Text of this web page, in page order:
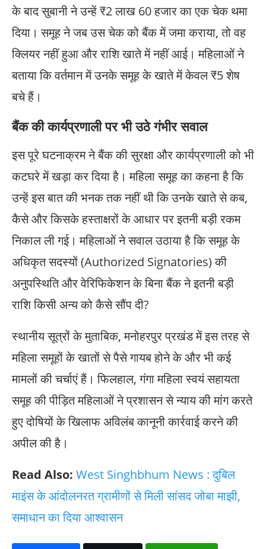
के बाद सुबानी ने उन्हें ₹2 लाख 60 हजार का एक चेक थमा
दिया। समूह ने जब उस चेक को बैंक में जमा कराया, तो वह
क्लियर नहीं हुआ और राशि खाते में नहीं आई। महिलाओं ने
बताया कि वर्तमान में उनके समूह के खाते में केवल ₹5 शेष
बचे हैं।
बैंक की कार्यप्रणाली पर भी उठे गंभीर सवाल
इस पूरे घटनाक्रम ने बैंक की सुरक्षा और कार्यप्रणाली को भी
कटघरे में खड़ा कर दिया है। महिला समूह का कहना है कि
उन्हें इस बात की भनक तक नहीं थी कि उनके खाते से कब,
कैसे और किसके हस्ताक्षरों के आधार पर इतनी बड़ी रकम
निकाल ली गई। महिलाओं ने सवाल उठाया है कि समूह के
अधिकृत सदस्यों (Authorized Signatories) की
अनुपस्थिति और वेरिफिकेशन के बिना बैंक ने इतनी बड़ी
राशि किसी अन्य को कैसे सौंप दी?
स्थानीय सूत्रों के मुताबिक, मनोहरपुर प्रखंड में इस तरह से
महिला समूहों के खातों से पैसे गायब होने के और भी कई
मामलों की चर्चाएं हैं। फिलहाल, गंगा महिला स्वयं सहायता
समूह की पीड़ित महिलाओं ने प्रशासन से न्याय की मांग करते
हुए दोषियों के खिलाफ अविलंब कानूनी कार्रवाई करने की
अपील की है।
Read Also: West Singhbhum News : दुबिल
माइंस के आंदोलनरत ग्रामीणों से मिली सांसद जोबा माझी,
समाधान का दिया आश्वासन